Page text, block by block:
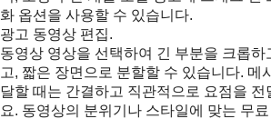
화 옵션을 사용할 수 있습니다.
광고 동영상 편집.
동영상 영상을 선택하여 긴 부분을 크롭하
고, 짧은 장면으로 분할할 수 있습니다. 메
달할 때는 간결하고 직관적으로 요점을 전
요. 동영상의 분위기나 스타일에 맞는 무